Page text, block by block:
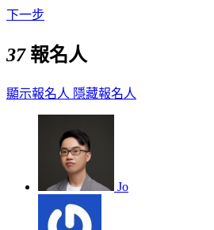
下一步
37報名人
顯示報名人 隱藏報名人
Jo